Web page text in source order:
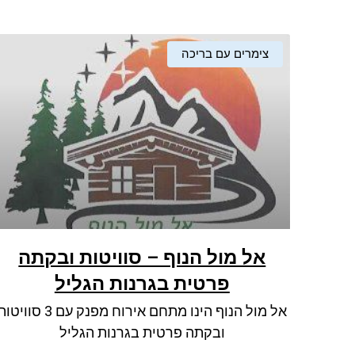
צימרים עם בריכה
אל מול הנוף – סוויטות ובקתה
פרטית בגרנות הגליל
אל מול הנוף הינו מתחם אירוח מפנק עם 3
ובקתה פרטית בגרנות הגליל